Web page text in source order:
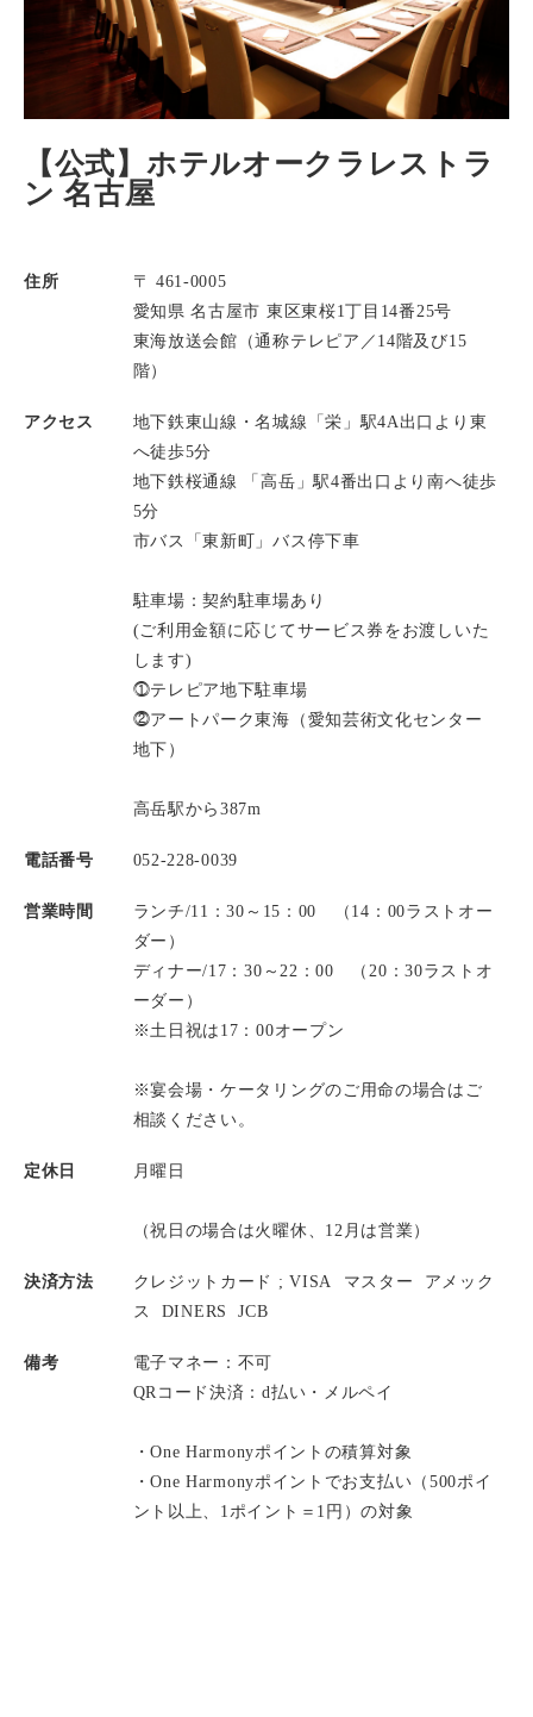
【公式】ホテルオークラレストラ
ン 名古屋
住所
〒 461-0005
愛知県 名古屋市 東区東桜1丁目14番25号
東海放送会館（通称テレピア／14階及び15
階）
アクセス
地下鉄東山線・名城線「栄」駅4A出口より東
へ徒歩5分
地下鉄桜通線 「高岳」駅4番出口より南へ徒歩
5分
市バス「東新町」バス停下車
駐車場：契約駐車場あり
(ご利用金額に応じてサービス券をお渡しいた
します)
⓵テレピア地下駐車場
⓶アートパーク東海（愛知芸術文化センター
地下）
高岳駅から387m
電話番号 052-228-0039
営業時間
ランチ/11：30～15：00 （14：00ラストオー
ダー）
ディナー/17：30～22：00 （20：30ラストオ
ーダー）
※土日祝は17：00オープン
※宴会場・ケータリングのご用命の場合はご
相談ください。
定休日 月曜日
（祝日の場合は火曜休、12月は営業）
決済方法 クレジットカード ; VISA マスター
アメック
ス
DINERS JCB
備考
電子マネー：不可
QRコード決済：d払い・メルペイ
・One Harmonyポイントの積算対象
・One Harmonyポイントでお支払い（500ポイ
ント以上、1ポイント＝1円）の対象